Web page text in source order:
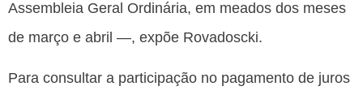
Assembleia Geral Ordinária, em meados dos meses
de março e abril —, expõe Rovadoscki.
Para consultar a participação no pagamento de juros